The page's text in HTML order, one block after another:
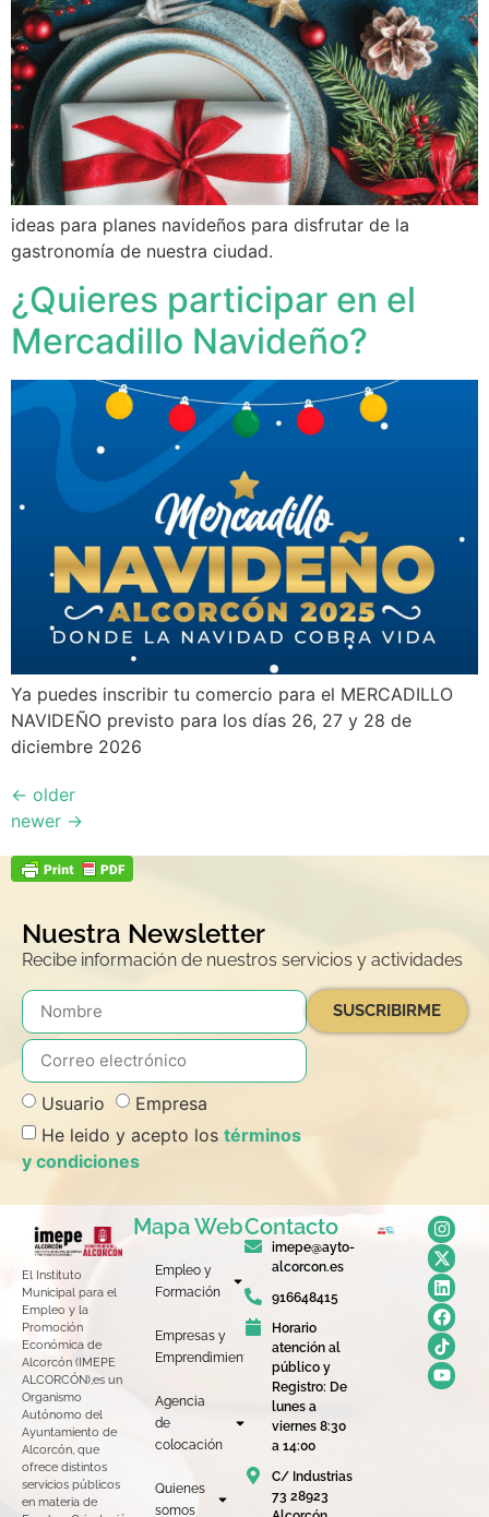
ideas para planes navideños para disfrutar de la
gastronomía de nuestra ciudad.
¿Quieres participar en el
Mercadillo Navideño?
Ya puedes inscribir tu comercio para el MERCADILLO
NAVIDEÑO previsto para los días 26, 27 y 28 de
diciembre 2026
← older
newer →
Nuestra Newsletter
Recibe información de nuestros servicios y actividades
Usuario
Empresa
He leido y acepto los términos
y condiciones
SUSCRIBIRME
El Instituto
Municipal para el
Empleo y la
Promoción
Económica de
Alcorcón (IMEPE
ALCORCÓN),es un
Organismo
Autónomo del
Ayuntamiento de
Alcorcón, que
ofrece distintos
servicios públicos
en materia de
Mapa Web
Empleo y
Formación
Empresas y
Emprendimiento
Agencia
de
colocación
Quienes
somos
Contacto
imepe@ayto-
alcorcon.es
916648415
Horario
atención al
público y
Registro: De
lunes a
viernes 8:30
a 14:00
C/ Industrias
73 28923